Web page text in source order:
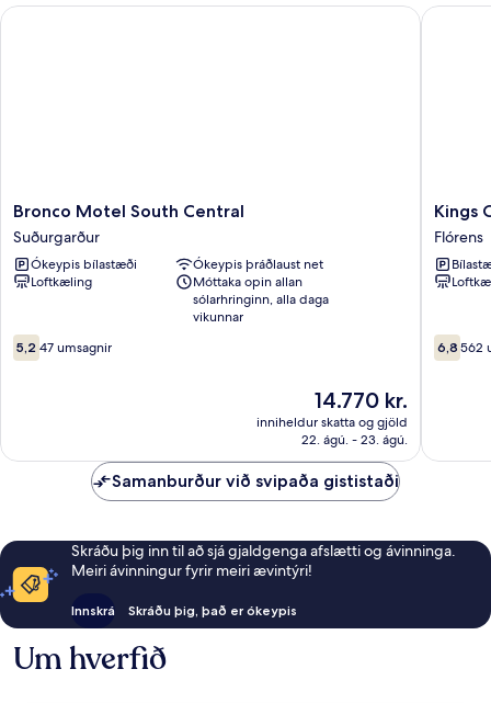
-
Bronco
Motel
South
Central
Suðurgarður
Bronco Motel South Central
Suðurgarður
Ókeypis bílastæði
Ókeypis þráðlaust net
Loftkæling
Móttaka opin allan
sólarhringinn, alla daga
vikunnar
5.2af
10,
5,2 47 umsagnir
Verðið
14.770 kr.
14.770 kr.
inniheldur skatta og gjöld
22. ágú. - 23. ágú.
Bronco Motel South Central
Kings
Castle
Motel
Flórens
Kings
Flórens
6.8af
10,
6,8 562
Kings
Samanburður við svipaða gististaði
Skráðu þig inn til að sjá gjaldgenga afslætti og ávinninga.
Meiri ávinningur fyrir meiri ævintýri!
Innskrá Skráðu þig, það er ókeypis
Um hverfið